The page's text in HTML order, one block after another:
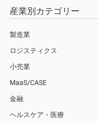
産業別カテゴリー
製造業
ロジスティクス
小売業
MaaS/CASE
金融
ヘルスケア・医療